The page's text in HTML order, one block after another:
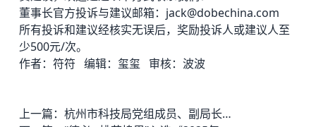
董事长官方投诉与建议邮箱：jack@dobechina.com
所有投诉和建议经核实无误后，奖励投诉人或建议人至
少500元/次。
作者：符符 编辑：玺玺 审核：波波
上一篇：
杭州市科技局党组成员、副局长俞钧带队赴东溪德必易园调研